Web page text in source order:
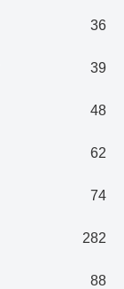
36
39
48
62
74
282
88